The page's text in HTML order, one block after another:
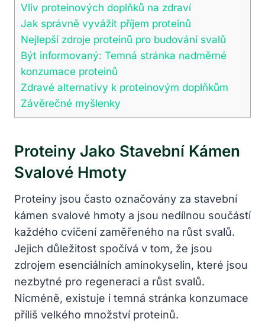
Vliv proteinových doplňků na zdraví
Jak správně vyvážit příjem proteinů
Nejlepší zdroje proteinů pro budování svalů
Být informovaný: Temná stránka nadměrné
konzumace proteinů
Zdravé alternativy k proteinovým doplňkům
Závěrečné myšlenky
Proteiny Jako Stavební Kámen
Svalové Hmoty
Proteiny jsou často označovány za stavební
kámen svalové hmoty a jsou nedílnou součástí
každého cvičení zaměřeného na růst svalů.
Jejich důležitost spočívá v tom, že jsou
zdrojem esenciálních aminokyselin, které jsou
nezbytné pro regeneraci a růst svalů.
Nicméně, existuje i temná stránka konzumace
příliš velkého množství proteinů.